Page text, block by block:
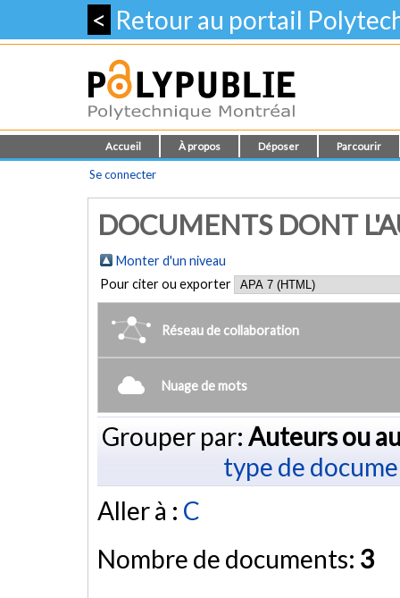
< Retour au portail
Accueil À propos Déposer Parcourir
Se connecter
DOCUMENTS DONT
Monter d'un niveau
Pour citer ou exporter
Réseau de collaboration
Nuage de mots
Grouper par: Auteurs ou
type de
Aller à : C
Nombre de documents: 3